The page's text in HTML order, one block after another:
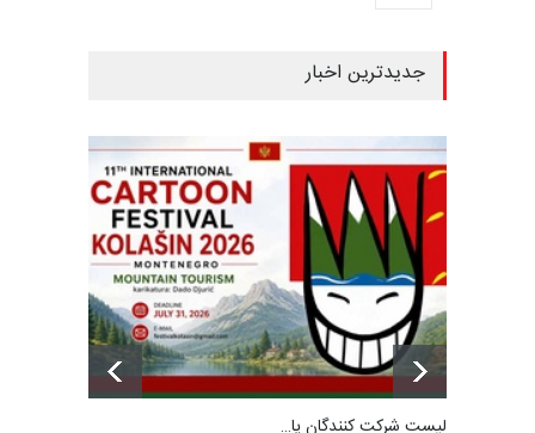
جدیدترین اخبار
لیست شرکت کنندگان یا…